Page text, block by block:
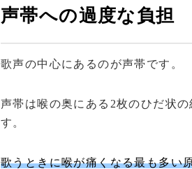
声帯への過度な負担
歌声の中心にあるのが声帯です。
声帯は喉の奥にある2枚のひだ状
す。
歌うときに喉が痛くなる最も多い